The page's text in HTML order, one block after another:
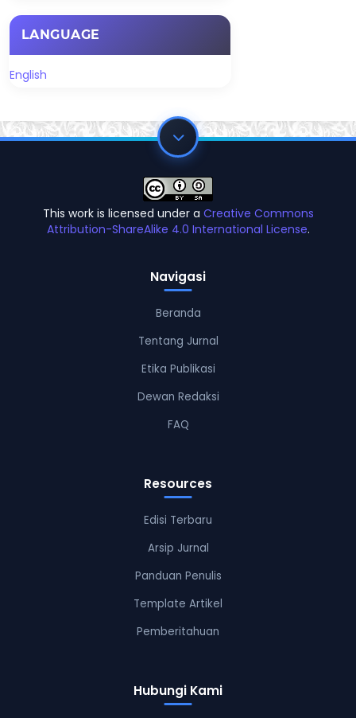
LANGUAGE
English
This work is licensed under a Creative Commons
Attribution-ShareAlike 4.0 International License.
Navigasi
Beranda
Tentang Jurnal
Etika Publikasi
Dewan Redaksi
FAQ
Resources
Edisi Terbaru
Arsip Jurnal
Panduan Penulis
Template Artikel
Pemberitahuan
Hubungi Kami